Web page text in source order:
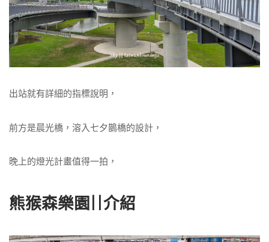
出站就有詳細的指標說明，
前方是晨光橋，溶入七夕鵲橋的設計，
晚上的燈光計畫值得一拍，
熊猴森樂園||介紹